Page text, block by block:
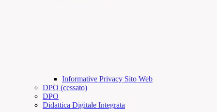
Informative Privacy Sito Web
DPO (cessato)
DPO
Didattica Digitale Integrata